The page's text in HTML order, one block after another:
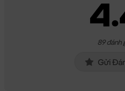
89 đánh
Gửi